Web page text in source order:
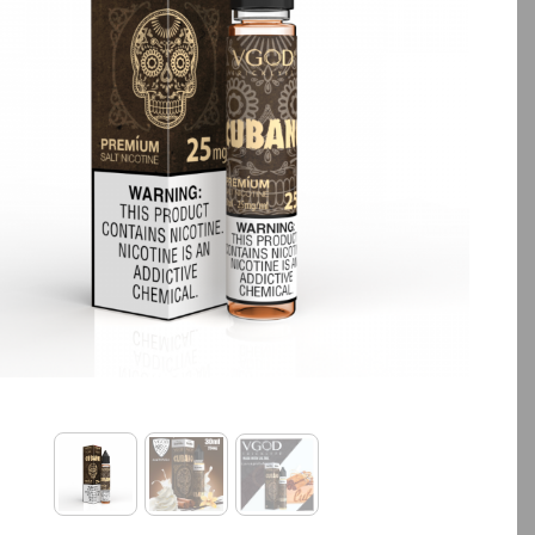
آخرین بروزرسانی قیمت: 20
تمامی قیمت ها بروز هستند.
-
افزودن به سبد خرید
بالا انتخاب کنید.
ساعت پیش
تمامی قیمت ها بروز
+
افزودن به سبد